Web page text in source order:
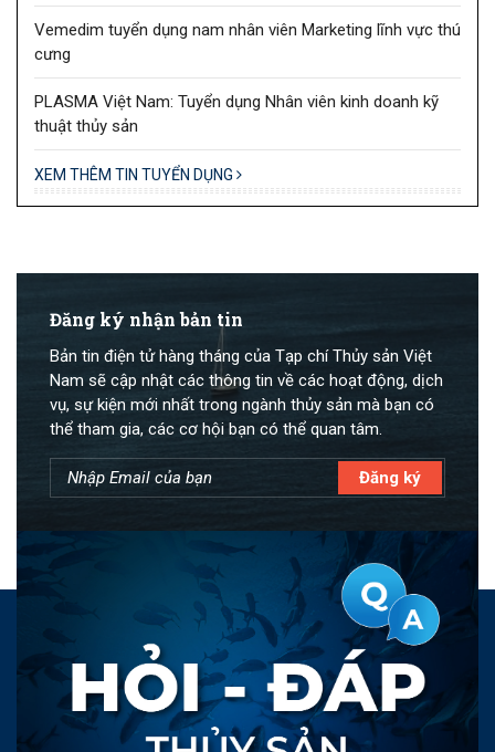
Vemedim tuyển dụng nam nhân viên Marketing lĩnh vực thú
cưng
PLASMA Việt Nam: Tuyển dụng Nhân viên kinh doanh kỹ
thuật thủy sản
XEM THÊM TIN TUYỂN DỤNG
Đăng ký nhận bản tin
Bản tin điện tử hàng tháng của Tạp chí Thủy sản Việt
Nam sẽ cập nhật các thông tin về các hoạt động, dịch
vụ, sự kiện mới nhất trong ngành thủy sản mà bạn có
thể tham gia, các cơ hội bạn có thể quan tâm.